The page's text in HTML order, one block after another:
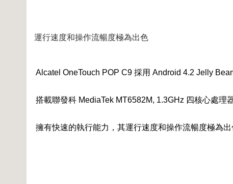
運行速度和操作流暢度極為出色
Alcatel OneTouch POP C9 採用 Android 4.2 Jelly
搭載聯發科 MediaTek MT6582M, 1.3GHz 四核心處理
擁有快速的執行能力，其運行速度和操作流暢度極為出